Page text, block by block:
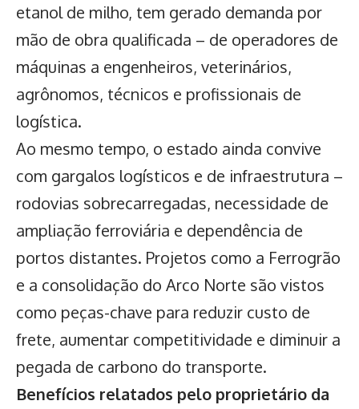
etanol de milho, tem gerado demanda por
mão de obra qualificada – de operadores de
máquinas a engenheiros, veterinários,
agrônomos, técnicos e profissionais de
logística.
Ao mesmo tempo, o estado ainda convive
com gargalos logísticos e de infraestrutura –
rodovias sobrecarregadas, necessidade de
ampliação ferroviária e dependência de
portos distantes. Projetos como a Ferrogrão
e a consolidação do Arco Norte são vistos
como peças-chave para reduzir custo de
frete, aumentar competitividade e diminuir a
pegada de carbono do transporte.
Benefícios relatados pelo proprietário da